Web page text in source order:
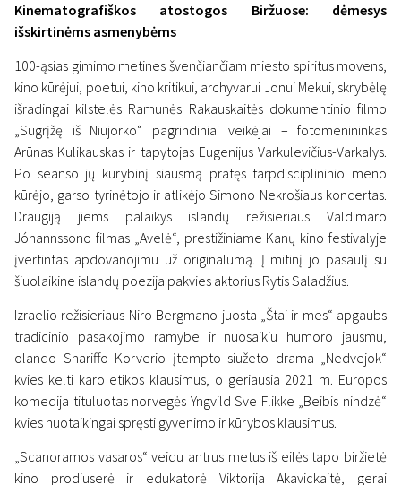
Kinematografiškos atostogos Biržuose: dėmesys
išskirtinėms asmenybėms
100-ąsias gimimo metines švenčiančiam miesto spiritus movens,
kino kūrėjui, poetui, kino kritikui, archyvarui Jonui Mekui, skrybėlę
išradingai kilstelės Ramunės Rakauskaitės dokumentinio filmo
„Sugrįžę iš Niujorko“ pagrindiniai veikėjai – fotomenininkas
Arūnas Kulikauskas ir tapytojas Eugenijus Varkulevičius-Varkalys.
Po seanso jų kūrybinį siausmą pratęs tarpdisciplininio meno
kūrėjo, garso tyrinėtojo ir atlikėjo Simono Nekrošiaus koncertas.
Draugiją jiems palaikys islandų režisieriaus Valdimaro
Jóhannssono filmas „Avelė“, prestižiniame Kanų kino festivalyje
įvertintas apdovanojimu už originalumą. Į mitinį jo pasaulį su
šiuolaikine islandų poezija pakvies aktorius Rytis Saladžius.
Izraelio režisieriaus Niro Bergmano juosta „Štai ir mes“ apgaubs
tradicinio pasakojimo ramybe ir nuosaikiu humoro jausmu,
olando Shariffo Korverio įtempto siužeto drama „Nedvejok“
kvies kelti karo etikos klausimus, o geriausia 2021 m. Europos
komedija tituluotas norvegės Yngvild Sve Flikke „Beibis nindzė“
kvies nuotaikingai spręsti gyvenimo ir kūrybos klausimus.
„Scanoramos vasaros“ veidu antrus metus iš eilės tapo biržietė
kino prodiuserė ir edukatorė Viktorija Akavickaitė, gerai